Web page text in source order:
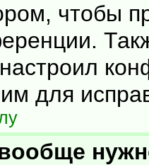
чтобы
для